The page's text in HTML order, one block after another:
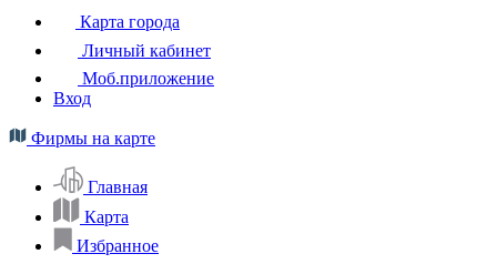
Карта города
Личный кабинет
Моб.приложение
Вход
Фирмы на карте
Главная
Карта
Избранное